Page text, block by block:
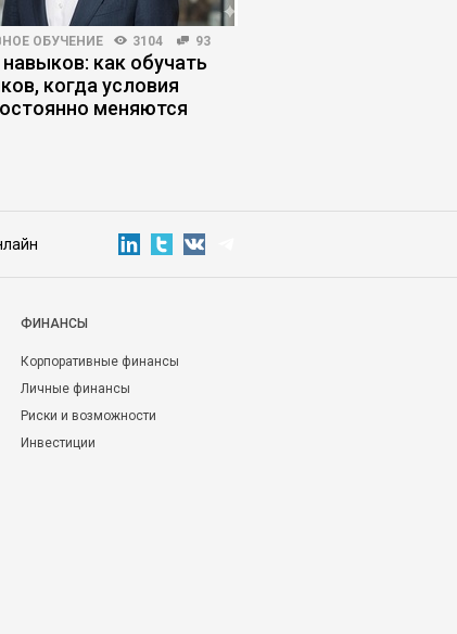
ОБУЧЕНИЕ 3104 93
как обучать
когда условия
меняются
ФИНАНСЫ
Корпоративные финансы
Личные финансы
Риски и возможности
Инвестиции